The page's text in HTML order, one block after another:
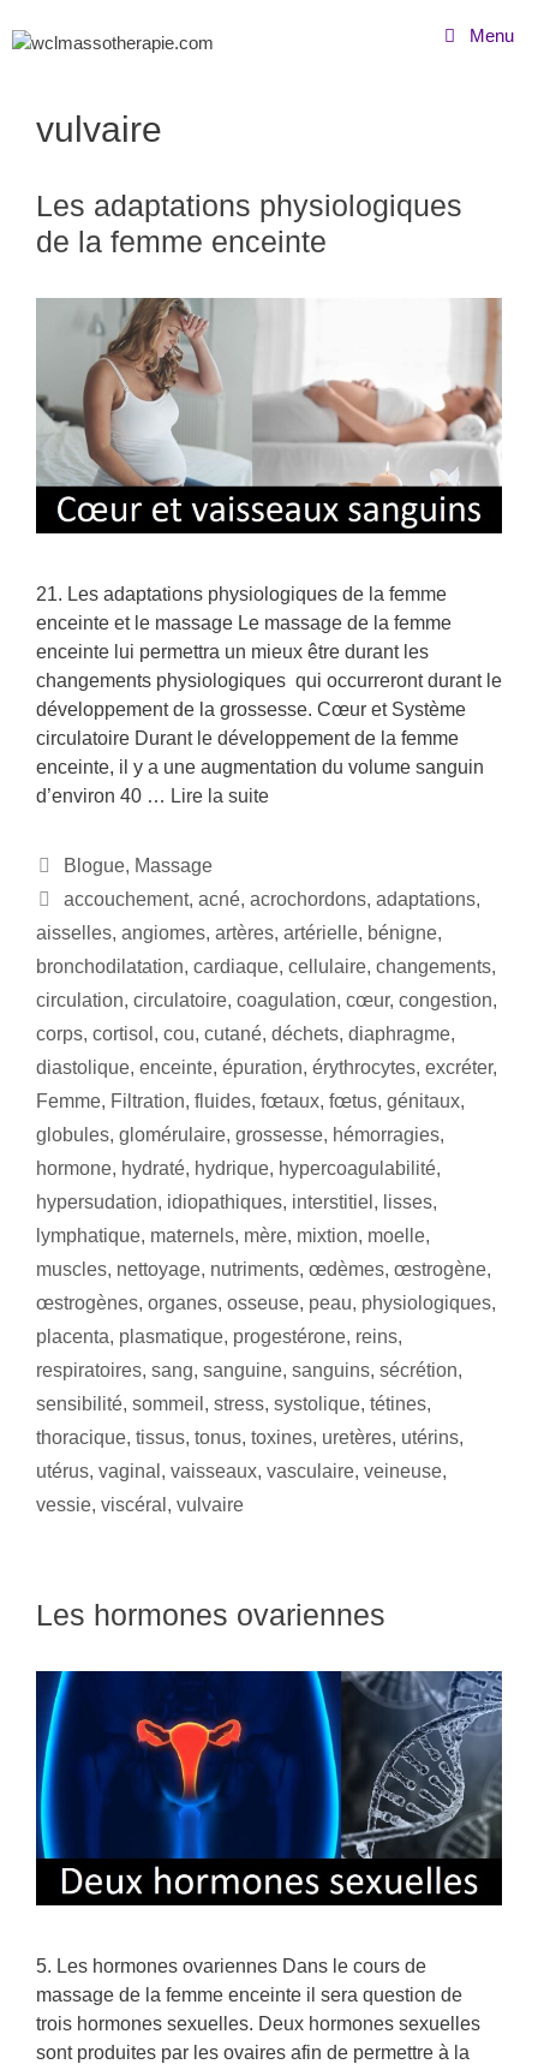
Menu
vulvaire
Les adaptations physiologiques
de la femme enceinte
21. Les adaptations physiologiques de la femme
enceinte et le massage Le massage de la femme
enceinte lui permettra un mieux être durant les
changements physiologiques qui occurreront durant le
développement de la grossesse. Cœur et Système
circulatoire Durant le développement de la femme
enceinte, il y a une augmentation du volume sanguin
d’environ 40 … Lire la suite
Blogue, Massage
accouchement, acné, acrochordons, adaptations,
aisselles, angiomes, artères, artérielle, bénigne,
bronchodilatation, cardiaque, cellulaire, changements,
circulation, circulatoire, coagulation, cœur, congestion,
corps, cortisol , cou, cutané, déchets, diaphragme,
diastolique, enceinte, épuration, érythrocytes, excréter,
Femme, Filtration, fluides, fœtaux, fœtus, génitaux,
globules, glomérulaire, grossesse, hémorragies,
hormone, hydraté, hydrique, hypercoagulabilité,
hypersudation, idiopathiques, interstitiel , lisses,
lymphatique, maternels, mère, mixtion, moelle,
muscles, nettoyage, nutriments, œdèmes, œstrogène,
œstrogènes, organes, osseuse, peau, physiologiques,
placenta, plasmatique, progestérone, reins,
respiratoires, sang, sanguine, sanguins, sécrétion,
sensibilité, sommeil , stress, systolique, tétines,
thoracique, tissus, tonus, toxines, uretères, utérins,
utérus, vaginal , vaisseaux, vasculaire, veineuse,
vessie, viscéral , vulvaire
Les hormones ovariennes
5. Les hormones ovariennes Dans le cours de
massage de la femme enceinte il sera question de
trois hormones sexuelles. Deux hormones sexuelles
sont produites par les ovaires afin de permettre à la